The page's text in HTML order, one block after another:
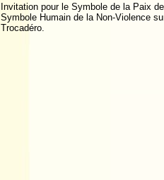
Invitation pour le Symbole de la Paix
Symbole Humain de la Non-Violence
Trocadéro.